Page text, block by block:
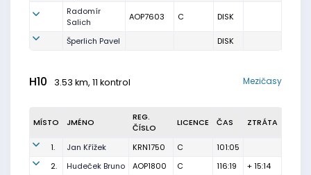
Radomír
Salich
AOP7603 C DISK
Šperlich Pavel DISK
H10 3.53 km, 11 kontrol Mezičasy
MÍSTO JMÉNO
REG.
ČÍSLO
LICENCE ČAS ZTRÁTA
1. Jan Křížek KRN1750 C
101:05
2.
Hudeček Bruno AOP1800 C 116:19 + 15:14